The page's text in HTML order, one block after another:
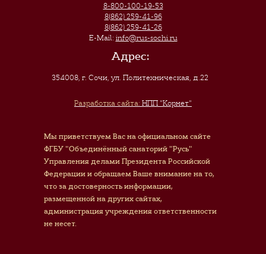
8-800-100-19-53
8(862) 259-41-96
8(862) 259-41-26
E-Mail: info@rus-sochi.ru
Адрес:
354008, г. Сочи,ул. Политехническая, д.22
Разработка сайта: НПП "Корнет"
Мы приветствуем Вас на официальном сайте
ФГБУ "Объединённый санаторий "Русь"
Управления делами Президента Российской
Федерации и обращаем Ваше внимание на то,
что за достоверность информации,
размещенной на других сайтах,
администрация учреждения ответственности
не несет.